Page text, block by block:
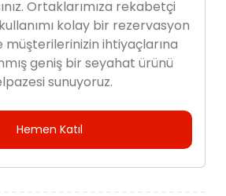
Ortaklarımıza rekabetçi
kolay bir rezervasyon
ihtiyaçlarına
geniş bir seyahat ürünü
sunuyoruz.
Hemen Katıl